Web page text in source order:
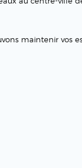
maintenir vos